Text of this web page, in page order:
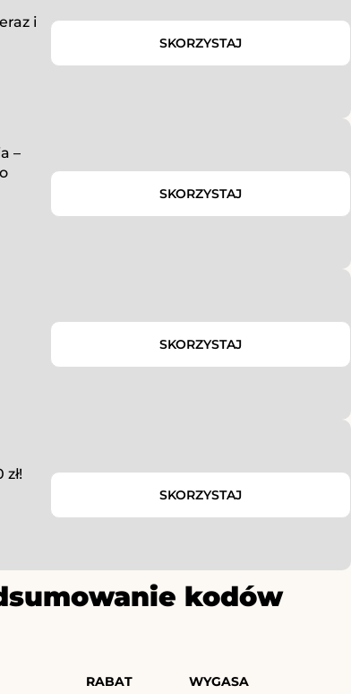
i
SKORZYSTAJ
–
SKORZYSTAJ
SKORZYSTAJ
SKORZYSTAJ
kodów
RABAT WYGASA